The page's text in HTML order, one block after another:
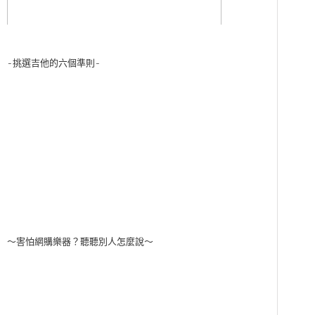
-挑選吉他的六個準則-
～害怕網購樂器？聽聽別人怎麼說～